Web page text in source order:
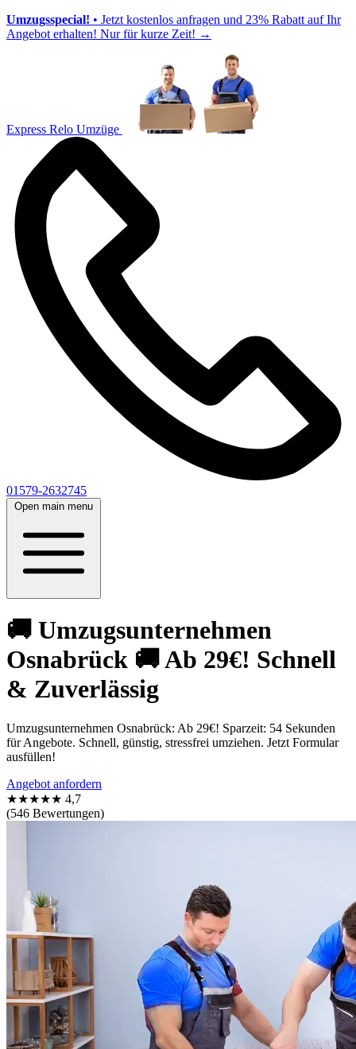
Umzugsspecial! • Jetzt kostenlos anfragen und 23% Rabatt auf Ihr
Angebot erhalten! Nur für kurze Zeit! →
Express Relo Umzüge
01579-2632745
Open main menu
🚚 Umzugsunternehmen
Osnabrück 🚚 Ab 29€! Schnell
& Zuverlässig
Umzugsunternehmen Osnabrück: Ab 29€! Sparzeit: 54 Sekunden
für Angebote. Schnell, günstig, stressfrei umziehen. Jetzt Formular
ausfüllen!
Angebot anfordern
★★★★★ 4,7
(546 Bewertungen)